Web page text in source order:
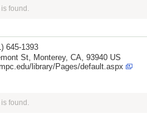
found.
645-1393
St, Monterey, CA, 93940 US
library/Pages/default.aspx
found.